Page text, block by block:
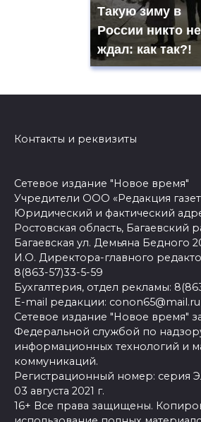
Такую зиму в
России никто не
ждал: как так?!
Контакты и реквизиты
Сетевое издание "Новое время"
Учредители ООО «Редакция
Юридический и фактический
Ростовская область, Багаевский
Багаевская ул. Демьяна Бедного
И.О. Директора-главного
8(863-57)33-5-59
Бухгалтерия, отдел рекламы:
E-mail редакции: conon65@mail.ru
Сетевое издание "Новое время"
Федеральной службой по
информационных технологий и
коммуникаций.
Регистрационный номер: серия
03 августа 2021 г.
16+ Все права защищены.